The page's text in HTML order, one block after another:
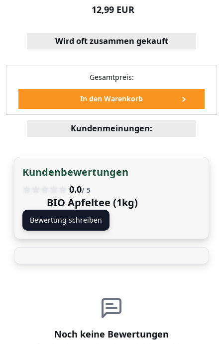
12,99 EUR
EUR
Wird oft zusammen gekauft
Gesamtpreis:
Kundenmeinungen:
Kundenbewertungen
0.0/ 5
BIO Apfeltee (1kg)
Bewertung schreiben
Noch keine Bewertungen